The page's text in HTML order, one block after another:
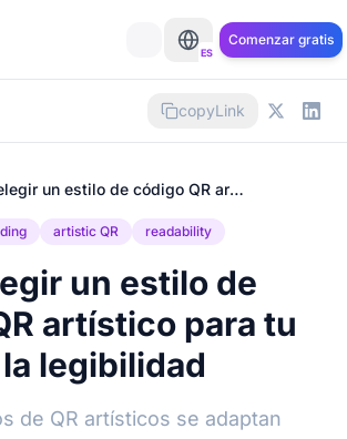
ES
Comenzar gratis
copyLink
Cómo elegir un estilo de código QR artístico para tu marca y la legibilidad
artistic QR readability
un estilo de
artístico para tu
legibilidad
de QR artísticos se adaptan